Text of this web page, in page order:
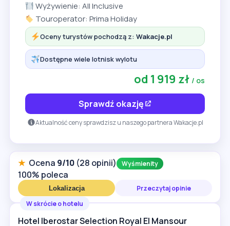
Wyżywienie: All Inclusive
Touroperator: Prima Holiday
Oceny turystów pochodzą z:Wakacje.pl
Dostępne wiele lotnisk wylotu
od 1 919 zł / os
Sprawdź okazję
Aktualność ceny sprawdzisz u naszego partnera Wakacje.pl
★ Ocena 9/10 (28 opinii) Wyśmienity
100% poleca
Lokalizacja
Przeczytaj opinie
W skrócie o hotelu
Hotel Iberostar Selection Royal El Mansour